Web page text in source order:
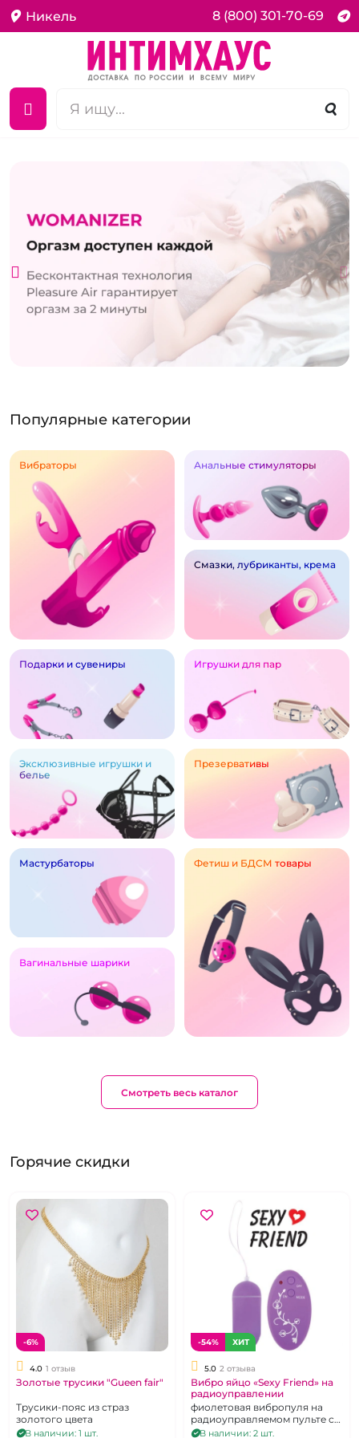
Никель 8 (800) 301-70-69
Популярные категории
Вибраторы Анальные стимуляторы
Смазки, лубриканты, крема
Подарки и сувениры Игрушки для пар
Эксклюзивные игрушки и
белье
Презервативы
Мастурбаторы
Вагинальные шарики
Фетиш и БДСМ товары
Смотреть весь каталог
Горячие скидки
-6%
4.0 1 отзыв
Золотые трусики "Gueen fair"
Трусики-пояс из страз
золотого цвета
В наличии: 1 шт.
-54% ХИТ
5.0 2 отзыва
Вибро яйцо «Sexy Friend» на
радиоуправлении
фиолетовая вибропуля на
радиоуправляемом пульте с
10 режимами
В наличии: 2 шт.